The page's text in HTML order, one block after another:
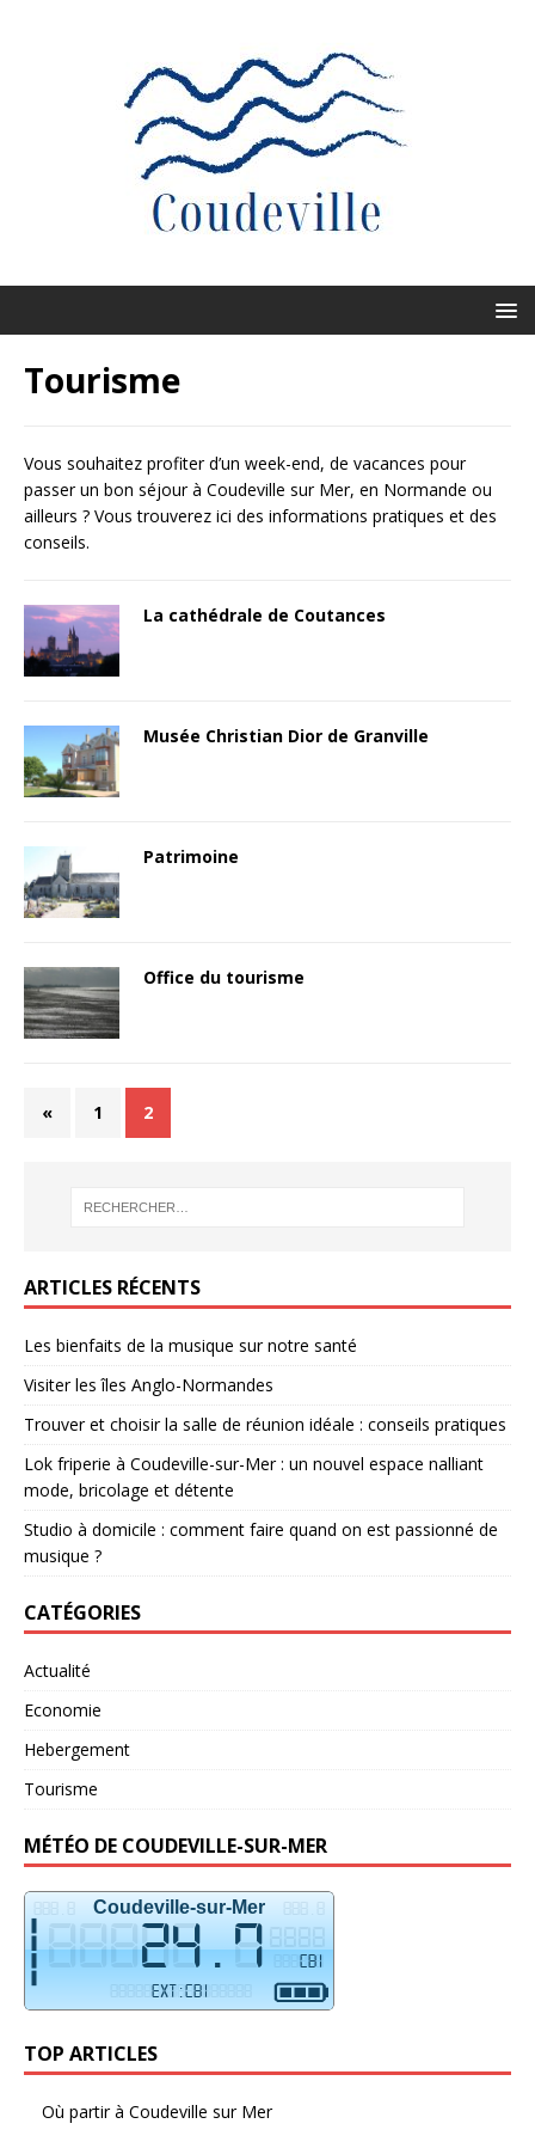
Tourisme
Vous souhaitez profiter d’un week-end, de vacances pour
passer un bon séjour à Coudeville sur Mer, en Normande ou
ailleurs ? Vous trouverez ici des informations pratiques et des
conseils.
La cathédrale de Coutances
Musée Christian Dior de Granville
Patrimoine
Office du tourisme
« 1 2
ARTICLES RÉCENTS
Les bienfaits de la musique sur notre santé
Visiter les îles Anglo-Normandes
Trouver et choisir la salle de réunion idéale : conseils pratiques
Lok friperie à Coudeville-sur-Mer : un nouvel espace nalliant
mode, bricolage et détente
Studio à domicile : comment faire quand on est passionné de
musique ?
CATÉGORIES
Actualité
Economie
Hebergement
Tourisme
MÉTÉO DE COUDEVILLE-SUR-MER
TOP ARTICLES
Où partir à Coudeville sur Mer